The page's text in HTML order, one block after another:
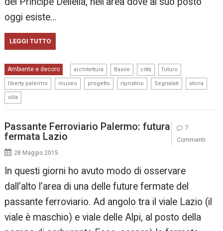
oggi esiste…
LEGGI TUTTO
Ambiente e decoro architettura Basile città futuro
liberty palermo museo progetto ripristino Segnalati storia
villa
Passante Ferroviario Palermo: futura
fermata Lazio
28 Maggio 2015
In questi giorni ho avuto modo di osservare
dall’alto l’area di una delle future fermate del
passante ferroviario. Ad angolo tra il viale Lazio (il
viale è maschio) e viale delle Alpi, al posto della
7
Commenti